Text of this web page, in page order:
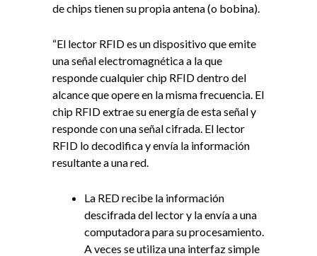
de chips tienen su propia antena (o bobina).
“El lector RFID es un dispositivo que emite
una señal electromagnética a la que
responde cualquier chip RFID dentro del
alcance que opere en la misma frecuencia. El
chip RFID extrae su energía de esta señal y
responde con una señal cifrada. El lector
RFID lo decodifica y envía la información
resultante a una red.
La RED recibe la información
descifrada del lector y la envía a una
computadora para su procesamiento.
A veces se utiliza una interfaz simple